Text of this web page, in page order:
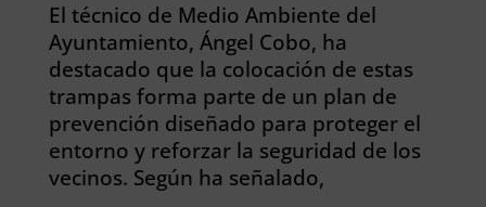
El técnico de Medio Ambiente del
Ayuntamiento, Ángel Cobo, ha
destacado que la colocación de estas
trampas forma parte de un plan de
prevención diseñado para proteger el
entorno y reforzar la seguridad de los
vecinos. Según ha señalado,